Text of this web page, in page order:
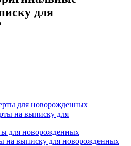
для
для новорожденных
на выписку для
для новорожденных
на выписку для новорожденных